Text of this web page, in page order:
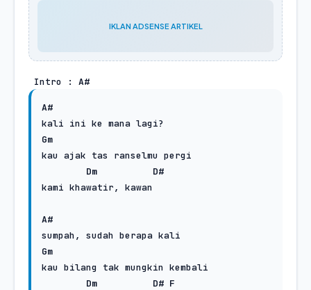
IKLAN ADSENSE ARTIKEL
Intro : A#
A#
Gm
kau ajak tas ranselmu pergi
Dm
D#
kami khawatir, kawan
A#
Gm
kau bilang tak mungkin kembali
Dm
D# F